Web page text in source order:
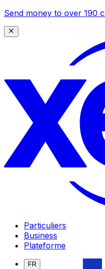
Send money to over 190
Particuliers
Business
Plateforme
FR